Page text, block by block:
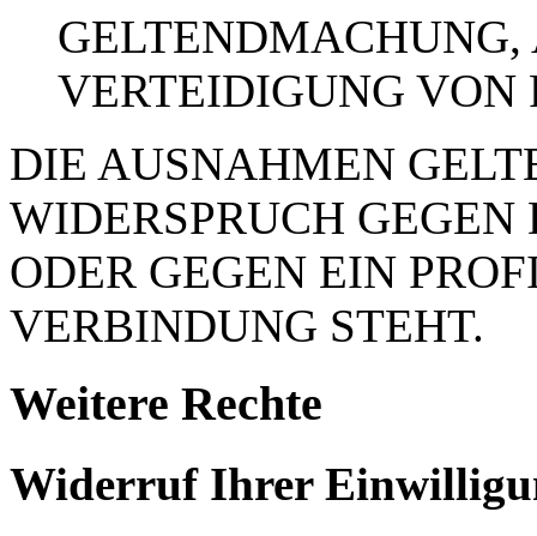
VERTEIDIGUNG VON
DIE AUSNAHMEN
WIDERSPRUCH
ODER GEGEN EIN
VERBINDUNG STEHT.
Weitere Rechte
Widerruf Ihrer